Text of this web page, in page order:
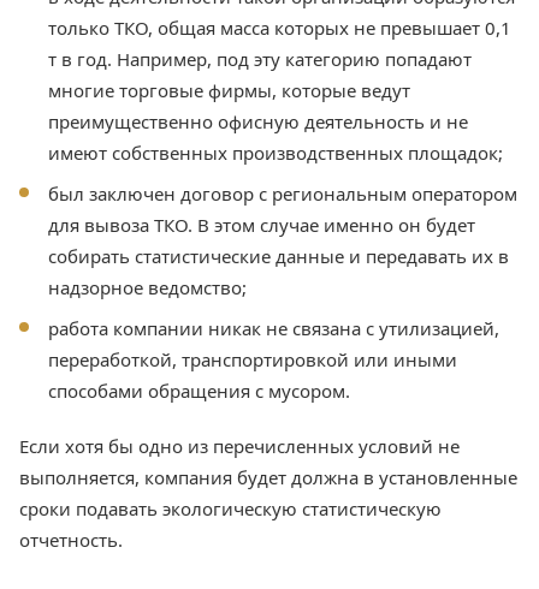
только ТКО, общая масса которых не превышает 0,1
т в год. Например, под эту категорию попадают
многие торговые фирмы, которые ведут
преимущественно офисную деятельность и не
имеют собственных производственных площадок;
был заключен договор с региональным оператором
для вывоза ТКО. В этом случае именно он будет
собирать статистические данные и передавать их в
надзорное ведомство;
работа компании никак не связана с утилизацией,
переработкой, транспортировкой или иными
способами обращения с мусором.
Если хотя бы одно из перечисленных условий не
выполняется, компания будет должна в установленные
сроки подавать экологическую статистическую
отчетность.